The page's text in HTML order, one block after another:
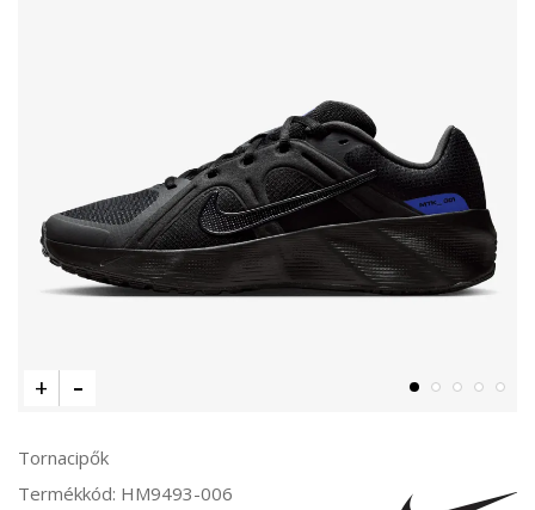
Tornacipők
Termékkód: HM9493-006